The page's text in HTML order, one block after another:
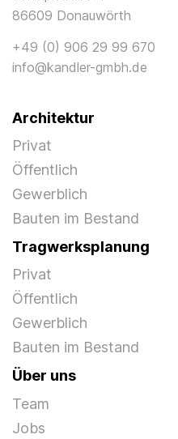
86609 Donauwörth
+49 (0) 906 29 99 670
info@kandler-gmbh.de
Architektur
Privat
Öffentlich
Gewerblich
Bauten im Bestand
Tragwerksplanung
Privat
Öffentlich
Gewerblich
Bauten im Bestand
Über uns
Team
Jobs